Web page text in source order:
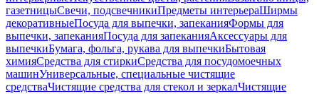
газетницыСвечи, подсвечникиПредметы интерьераШирмы
декоративныеПосуда для выпечки, запеканияФормы для
выпечки, запеканияПосуда для запеканияАксессуары для
выпечкиБумага, фольга, рукава для выпечкиБытовая
химияСредства для стиркиСредства для посудомоечных
машинУниверсальные, специальные чистящие
средстваЧистящие средства для стекол и зеркалЧистящие